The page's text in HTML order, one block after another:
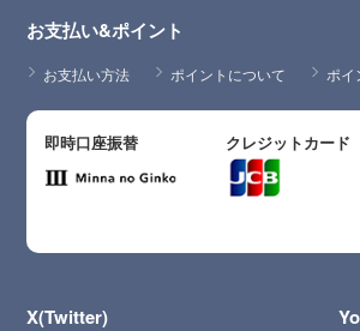
お支払い&ポイント
お支払い方法 ポイントについて ポイ
即時口座振替 クレジットカード
X(Twitter)